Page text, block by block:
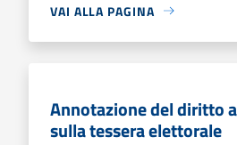
VAI ALLA PAGINA
Annotazione del diritto
sulla tessera elettorale